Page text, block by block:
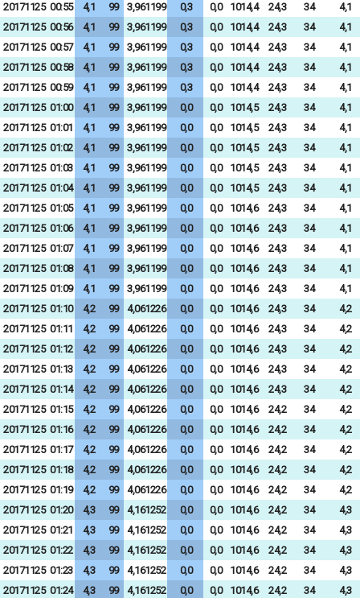
20171125 00:55 4,1 99 3,961199 0,3 0,0 1014,4 24,3 34
4,1
20171125 00:56 4,1 99 3,961199 0,3 0,0 1014,4 24,3 34
4,1
20171125 00:57 4,1 99 3,961199 0,3 0,0 1014,4 24,3 34
4,1
20171125 00:58 4,1 99 3,961199 0,3 0,0 1014,4 24,3 34
4,1
20171125 00:59 4,1 99 3,961199 0,3 0,0 1014,4 24,3 34
4,1
20171125 01:00 4,1 99 3,961199 0,0 0,0 1014,5 24,3 34
4,1
20171125 01:01 4,1 99 3,961199 0,0 0,0 1014,5 24,3 34
4,1
20171125 01:02 4,1 99 3,961199 0,0 0,0 1014,5 24,3 34
4,1
20171125 01:03 4,1 99 3,961199 0,0 0,0 1014,5 24,3 34
4,1
20171125 01:04 4,1 99 3,961199 0,0 0,0 1014,5 24,3 34
4,1
20171125 01:05 4,1 99 3,961199 0,0 0,0 1014,6 24,3 34
4,1
20171125 01:06 4,1 99 3,961199 0,0 0,0 1014,6 24,3 34
4,1
20171125 01:07 4,1 99 3,961199 0,0 0,0 1014,6 24,3 34
4,1
20171125 01:08 4,1 99 3,961199 0,0 0,0 1014,6 24,3 34
4,1
20171125 01:09 4,1 99 3,961199 0,0 0,0 1014,6 24,3 34
4,1
20171125 01:10 4,2 99 4,061226 0,0 0,0 1014,6 24,3 34
4,2
20171125 01:11 4,2 99 4,061226 0,0 0,0 1014,6 24,3 34
4,2
20171125 01:12 4,2 99 4,061226 0,0 0,0 1014,6 24,3 34
4,2
20171125 01:13 4,2 99 4,061226 0,0 0,0 1014,6 24,3 34
4,2
20171125 01:14 4,2 99 4,061226 0,0 0,0 1014,6 24,3 34
4,2
20171125 01:15 4,2 99 4,061226 0,0 0,0 1014,6 24,2 34
4,2
20171125 01:16 4,2 99 4,061226 0,0 0,0 1014,6 24,2 34
4,2
20171125 01:17 4,2 99 4,061226 0,0 0,0 1014,6 24,2 34
4,2
20171125 01:18 4,2 99 4,061226 0,0 0,0 1014,6 24,2 34
4,2
20171125 01:19 4,2 99 4,061226 0,0 0,0 1014,6 24,2 34
4,2
20171125 01:20 4,3 99 4,161252 0,0 0,0 1014,6 24,2 34
4,3
20171125 01:21 4,3 99 4,161252 0,0 0,0 1014,6 24,2 34
4,3
20171125 01:22 4,3 99 4,161252 0,0 0,0 1014,6 24,2 34
4,3
20171125 01:23 4,3 99 4,161252 0,0 0,0 1014,6 24,2 34
4,3
20171125 01:24 4,3 99 4,161252 0,0 0,0 1014,6 24,2 34
4,3